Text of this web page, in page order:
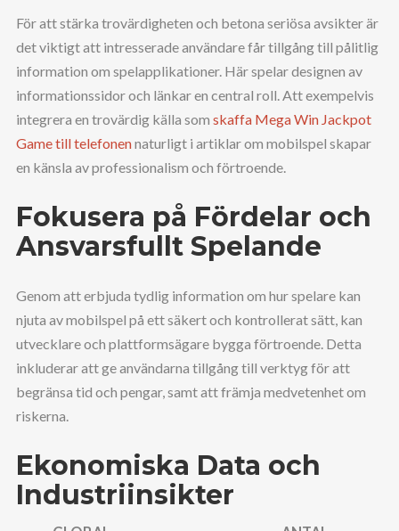
För att stärka trovärdigheten och betona seriösa avsikter är
det viktigt att intresserade användare får tillgång till pålitlig
information om spelapplikationer. Här spelar designen av
informationssidor och länkar en central roll. Att exempelvis
integrera en trovärdig källa som skaffa Mega Win Jackpot
Game till telefonennaturligt i artiklar om mobilspel skapar
en känsla av professionalism och förtroende.
Fokusera på Fördelar och
Ansvarsfullt Spelande
Genom att erbjuda tydlig information om hur spelare kan
njuta av mobilspel på ett säkert och kontrollerat sätt, kan
utvecklare och plattformsägare bygga förtroende. Detta
inkluderar att ge användarna tillgång till verktyg för att
begränsa tid och pengar, samt att främja medvetenhet om
riskerna.
Ekonomiska Data och
Industriinsikter